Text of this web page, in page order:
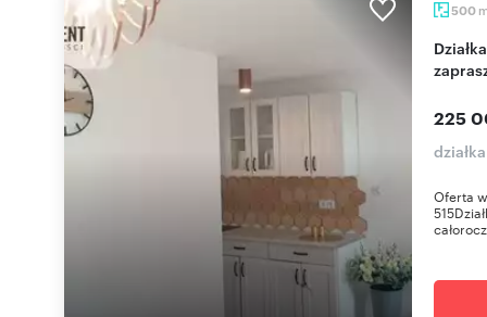
500
Działka z domkiem po remoncie 500 m2 -
225
Oferta